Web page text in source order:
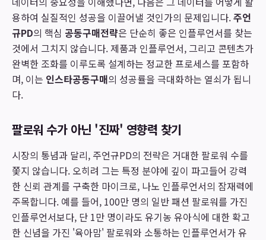
용하여 실질적인 성공을 이끌어낼 것인가의 문제입니다.주언
규PD의 핵심 공동구매전략은 단순히 좋은 인플루언서를 찾는
것에서 그치지 않습니다. 제품과 인플루언서, 그리고 콘텐츠가
완벽한 조화를 이루도록 설계하는 정교한 프로세스를 포함하
며, 이는 인스타공동구매의 성공률을 극대화하는 열쇠가 됩니
다.
팔로워 수가 아닌 '진짜' 영향력 찾기
시장의 통념과 달리, 주언규PD의 전략은 거대한 팔로워 수를
쫓지 않습니다. 오히려 그는 특정 분야에 깊이 파고들어 강력
한 신뢰 관계를 구축한 마이크로, 나노 인플루언서의 잠재력에
주목합니다. 예를 들어, 100만 명의 일반 패션 팔로워를 가진
인플루언서보다, 단 1만 명이라도 유기농 유아식에 대한 확고
한 신념을 가진 '육아맘' 팔로워와 소통하는 인플루언서가 유